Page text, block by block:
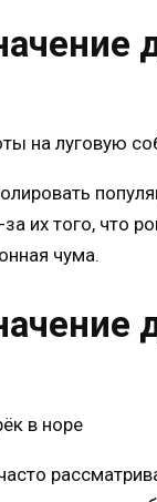
их того, что
чума.